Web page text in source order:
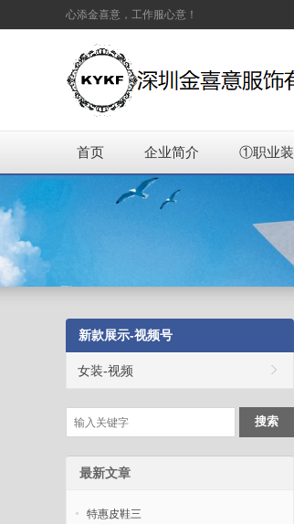
心添金喜意，工作服心意！
首页 企业简介 ①职业
新款展示-视频号
女装-视频
最新文章
特惠皮鞋三